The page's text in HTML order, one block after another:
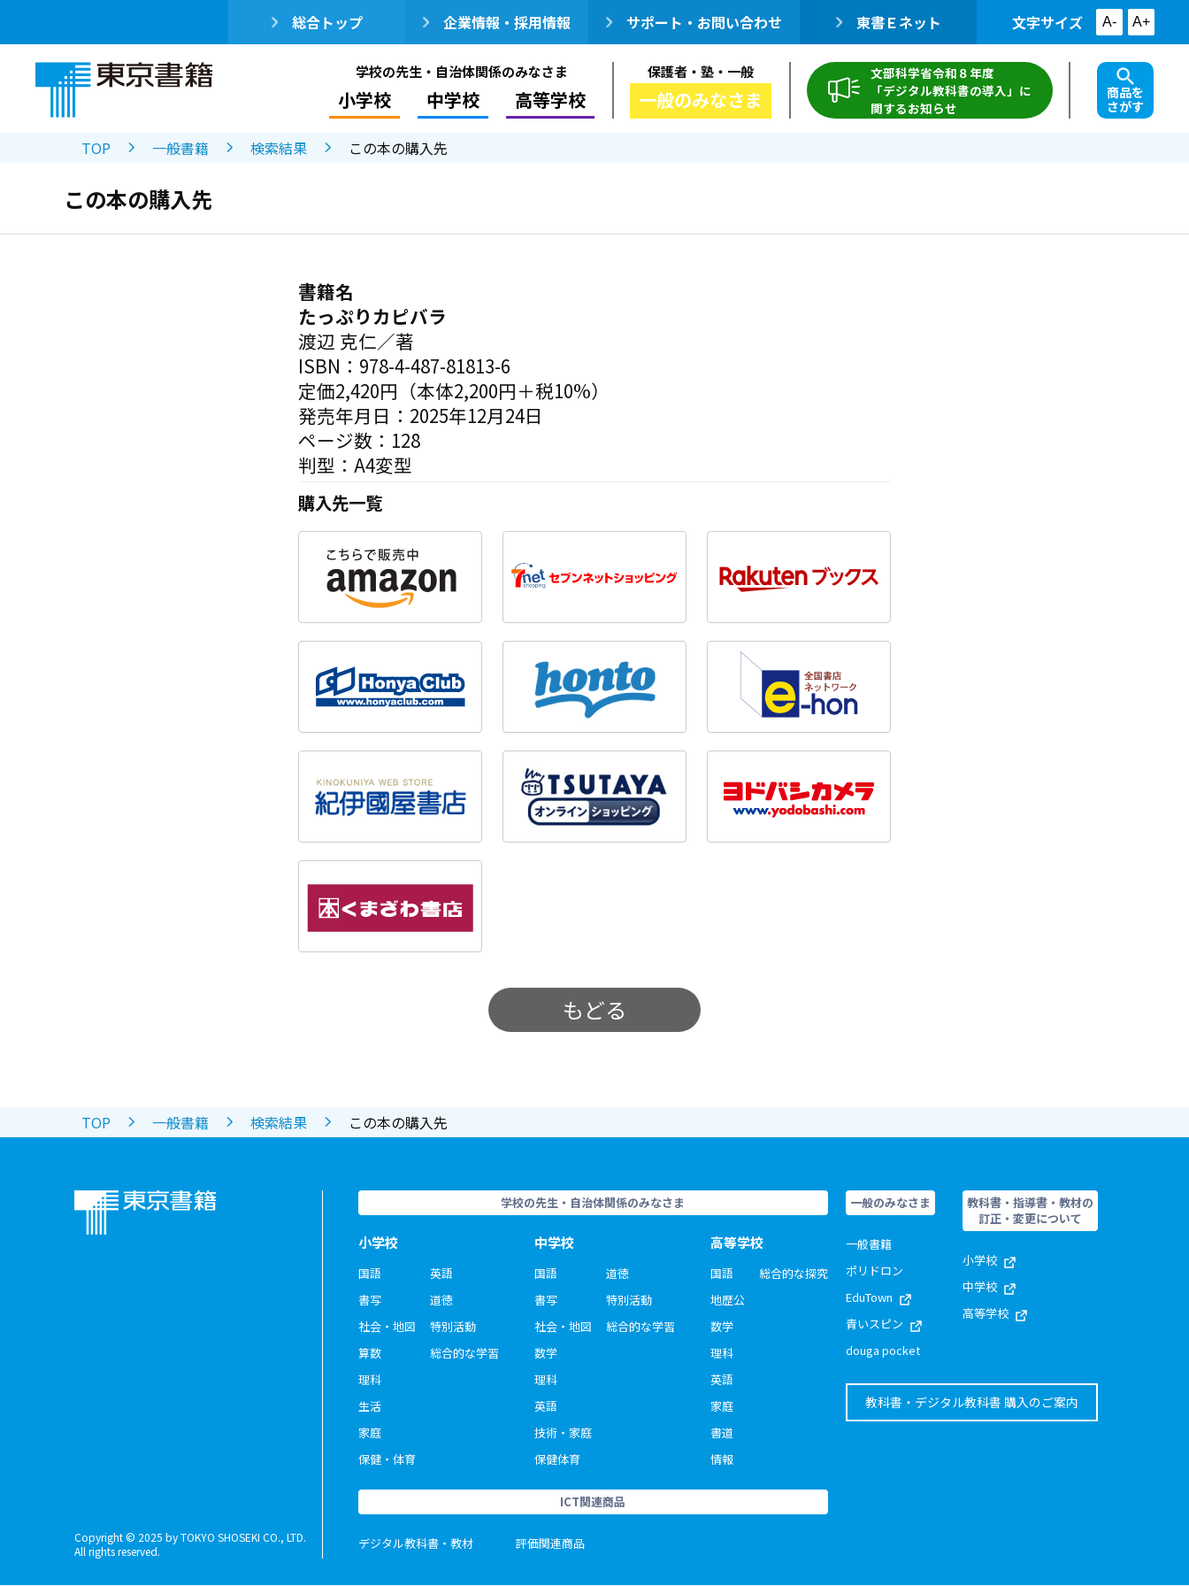
総合トップ 企業情報・採用情報 サポート・お問い合わせ 東書Ｅネット 文字サイズ A- A+
学校の先生・自治体関係のみなさま
小学校 中学校 高等学校
保護者・塾・一般
一般のみなさま
文部科学省令和８年度
「デジタル教科書の導入」に
関するお知らせ
商品を
さがす
TOP 一般書籍 検索結果 この本の購入先
この本の購入先
書籍名
たっぷりカピバラ
渡辺 克仁／著
ISBN：978-4-487-81813-6
定価2,420円（本体2,200円＋税10%）
発売年月日：2025年12月24日
ページ数：128
判型：A4変型
購入先一覧
もどる
TOP 一般書籍 検索結果 この本の購入先
Copyright © 2025 by TOKYO SHOSEKI CO., LTD.
All rights reserved.
学校の先生・自治体関係のみなさま
小学校
国語
書写
社会・地図
算数
理科
生活
家庭
保健・体育
英語
道徳
特別活動
総合的な学習
中学校
国語
書写
社会・地図
数学
理科
英語
技術・家庭
保健体育
道徳
特別活動
総合的な学習
高等学校
国語
地歴公
数学
理科
英語
家庭
書道
情報
総合的な探究
ICT関連商品
デジタル教科書・教材 評価関連商品
一般のみなさま
一般書籍
ポリドロン
EduTown
青いスピン
douga pocket
教科書・指導書・教材の
訂正・変更について
小学校
中学校
高等学校
教科書・デジタル教科書 購入のご案内